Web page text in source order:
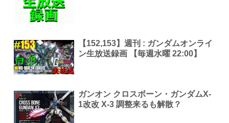
【152,153】週刊 : ガンダムオンライ
ン生放送録画 【毎週水曜 22:00】
ガンオン クロスボーン・ガンダムX-
1改改 X-3 調整来るも解散？